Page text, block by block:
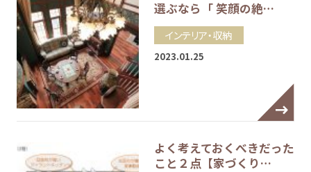
選ぶなら「 笑顔の絶…
インテリア・収納
2023.01.25
よく考えておくべきだった
こと２点【家づくり…